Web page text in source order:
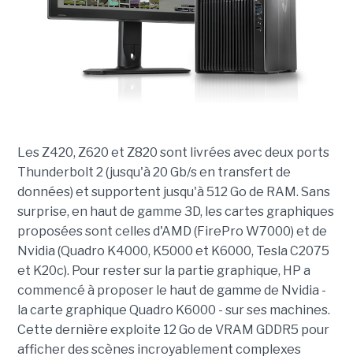
Les Z420, Z620 et Z820 sont livrées avec deux ports
Thunderbolt 2 (jusqu'à 20 Gb/s en transfert de
données) et supportent jusqu'à 512 Go de RAM. Sans
surprise, en haut de gamme 3D, les cartes graphiques
proposées sont celles d'AMD (FirePro W7000) et de
Nvidia (Quadro K4000, K5000 et K6000, Tesla C2075
et K20c). Pour rester sur la partie graphique, HP a
commencé à proposer le haut de gamme de Nvidia -
la carte graphique Quadro K6000 - sur ses machines.
Cette dernière exploite 12 Go de VRAM GDDR5 pour
afficher des scènes incroyablement complexes